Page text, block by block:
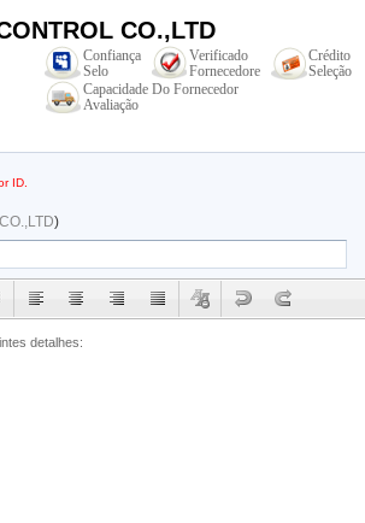
CO.,LTD
Confiança
Selo
Verificado
Fornecedore
Crédito
Seleção
Capacidade Do Fornecedor
Avaliação
ID.
)